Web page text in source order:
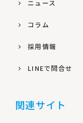
ニュース
コラム
採用情報
LINEで問合せ
関連サイト